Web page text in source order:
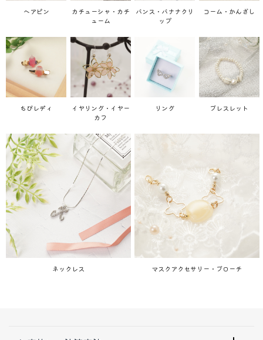
ヘアピン
カチューシャ・カチ
ューム
バンス・バナナクリ
ップ
コーム・かんざし
ちびレディ
イヤリング・イヤー
カフ
リング ブレスレット
ネックレス マスクアクセサリー・ブローチ